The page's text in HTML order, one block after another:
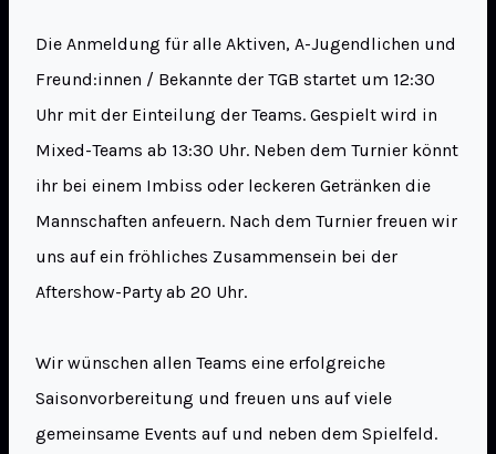
Die Anmeldung für alle Aktiven, A-Jugendlichen und
Freund:innen / Bekannte der TGB startet um 12:30
Uhr mit der Einteilung der Teams. Gespielt wird in
Mixed-Teams ab 13:30 Uhr. Neben dem Turnier könnt
ihr bei einem Imbiss oder leckeren Getränken die
Mannschaften anfeuern. Nach dem Turnier freuen wir
uns auf ein fröhliches Zusammensein bei der
Aftershow-Party ab 20 Uhr.
Wir wünschen allen Teams eine erfolgreiche
Saisonvorbereitung und freuen uns auf viele
gemeinsame Events auf und neben dem Spielfeld.